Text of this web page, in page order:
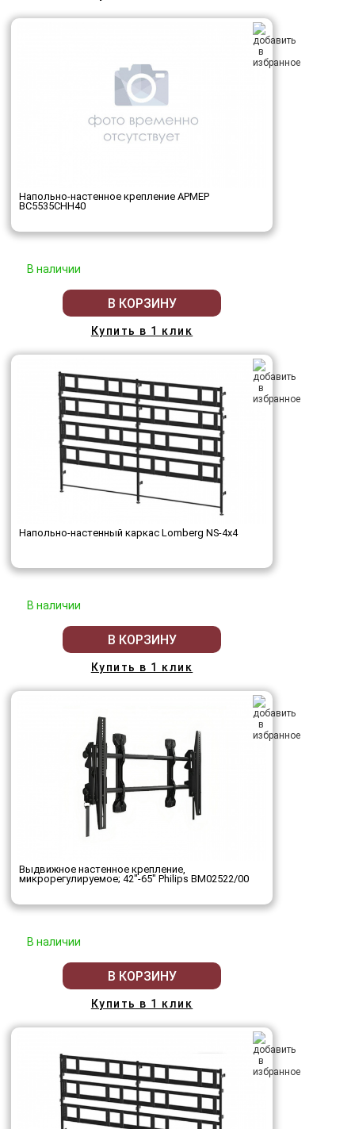
Напольно-настенное крепление АРМЕР
ВС5535СНН40
В наличии
В КОРЗИНУ
Купить в 1 клик
Напольно-настенный каркас Lomberg NS-4х4
В наличии
В КОРЗИНУ
Купить в 1 клик
Выдвижное настенное крепление,
микрорегулируемое; 42"-65" Philips BM02522/00
В наличии
В КОРЗИНУ
Купить в 1 клик